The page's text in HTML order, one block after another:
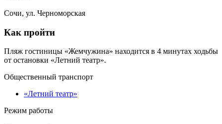
Сочи, ул. Черноморская
Как пройти
Пляж гостиницы «Жемчужина» находится в 4 минутах ходьбы
от остановки «Летний театр».
Общественный транспорт
«Летний театр»
Режим работы